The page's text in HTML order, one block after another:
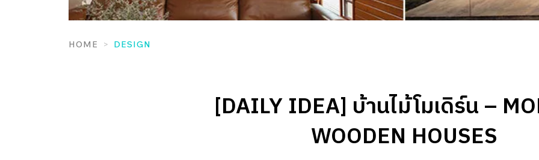
HOME DESIGN
[DAILY IDEA] บ้านไม้โมเดิร์น –
WOODEN HOUSES